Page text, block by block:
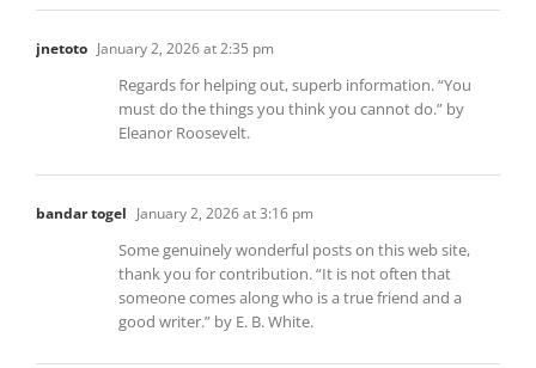
jnetoto January 2, 2026 at 2:35 pm
Regards for helping out, superb information. “You
must do the things you think you cannot do.” by
Eleanor Roosevelt.
bandar togel January 2, 2026 at 3:16 pm
Some genuinely wonderful posts on this web site,
thank you for contribution. “It is not often that
someone comes along who is a true friend and a
good writer.” by E. B. White.